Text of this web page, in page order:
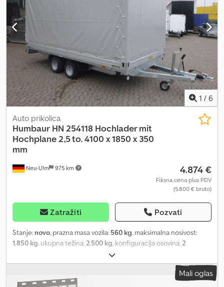
1 / 6
Neu-Ulm 975 km
Auto prikolica
Humbaur HN 254118 Hochlader mit
Hochplane 2,5 to. 4100 x 1850 x 350
mm
4.874 €
Fiksna cena plus PDV
(5.800 € bruto)
Zatražiti Pozvati
Stanje: novo, prazna masa vozila: 560 kg, maksimalna nosivost:
1.850 kg , ukupna težina: 2.500 kg , konfiguracija osovina: 2
, dužina tovarnog prostora:
prostora:1.850 mm, visina tovarnog prostora:350 mm, zapremina
, građevinska visina: 1.000 mm,
radna širina:1.913 mm
Mali oglas